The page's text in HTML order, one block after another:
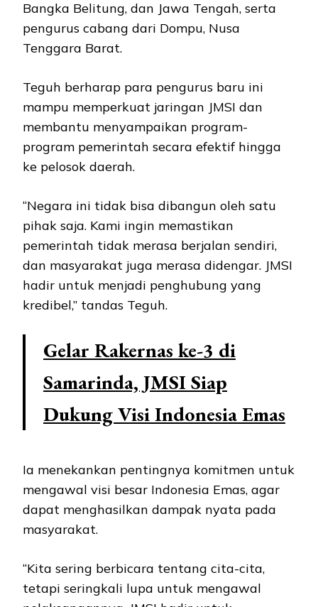
Bangka Belitung, dan Jawa Tengah, serta
pengurus cabang dari Dompu, Nusa
Tenggara Barat.
Teguh berharap para pengurus baru ini
mampu memperkuat jaringan JMSI dan
membantu menyampaikan program-
program pemerintah secara efektif hingga
ke pelosok daerah.
“Negara ini tidak bisa dibangun oleh satu
pihak saja. Kami ingin memastikan
pemerintah tidak merasa berjalan sendiri,
dan masyarakat juga merasa didengar. JMSI
hadir untuk menjadi penghubung yang
kredibel,” tandas Teguh.
Gelar Rakernas ke-3 di
Samarinda, JMSI Siap
Dukung Visi Indonesia Emas
Ia menekankan pentingnya komitmen untuk
mengawal visi besar Indonesia Emas, agar
dapat menghasilkan dampak nyata pada
masyarakat.
“Kita sering berbicara tentang cita-cita,
tetapi seringkali lupa untuk mengawal